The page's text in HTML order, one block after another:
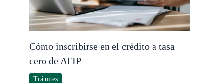
Cómo inscribirse en el crédito a tasa
cero de AFIP
Trámites